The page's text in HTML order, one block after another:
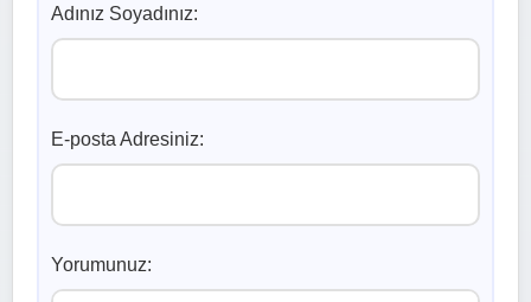
Adınız Soyadınız:
E-posta Adresiniz:
Yorumunuz: